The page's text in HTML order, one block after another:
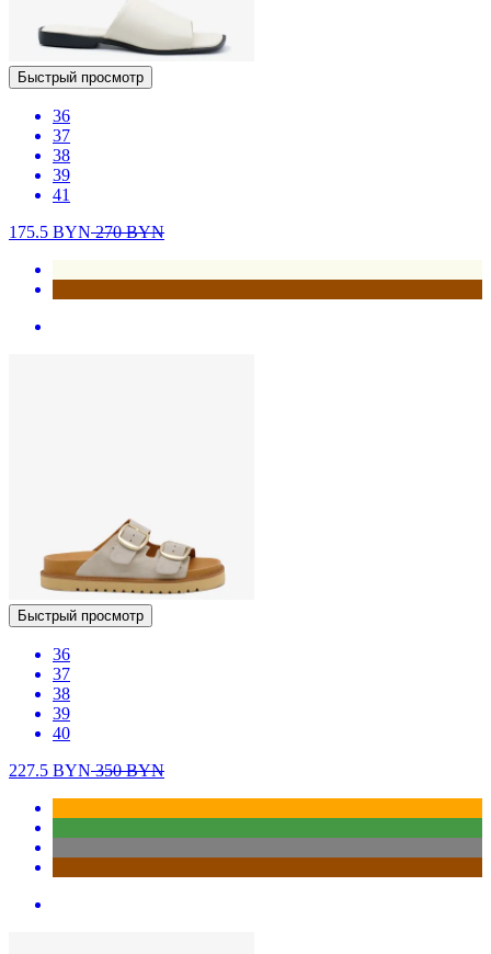
Быстрый просмотр
36
37
38
39
41
175.5 BYN270BYN
Быстрый просмотр
36
37
38
39
40
227.5 BYN350BYN